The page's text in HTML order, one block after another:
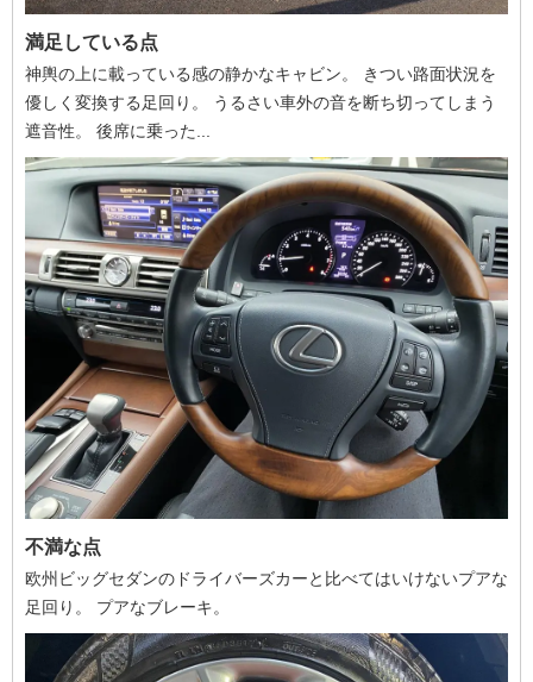
満足している点
神輿の上に載っている感の静かなキャビン。 きつい路面状況を
優しく変換する足回り。 うるさい車外の音を断ち切ってしまう
遮音性。 後席に乗った...
不満な点
欧州ビッグセダンのドライバーズカーと比べてはいけないプアな
足回り。 プアなブレーキ。